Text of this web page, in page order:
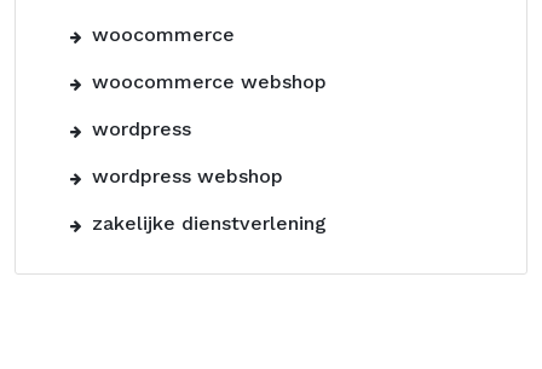
woocommerce
woocommerce webshop
wordpress
wordpress webshop
zakelijke dienstverlening